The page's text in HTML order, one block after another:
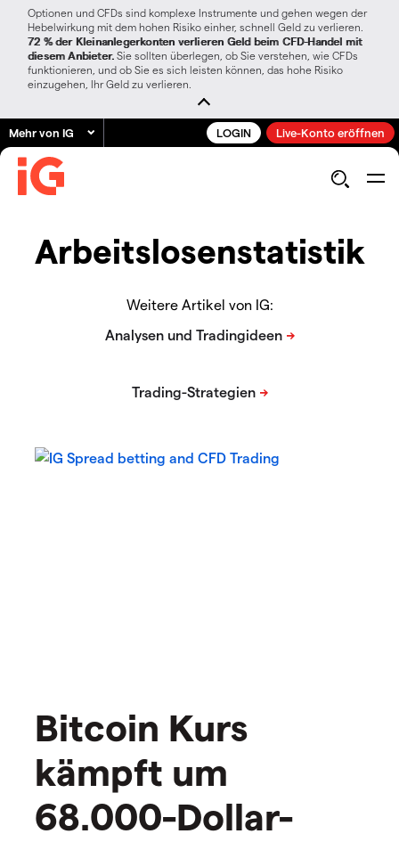
Optionen und CFDs sind komplexe Instrumente und gehen wegen der
Hebelwirkung mit dem hohen Risiko einher, schnell Geld zu verlieren.
72 % der Kleinanlegerkonten verlieren Geld beim CFD-Handel mit
diesem Anbieter. Sie sollten überlegen, ob Sie verstehen, wie CFDs
funktionieren, und ob Sie es sich leisten können, das hohe Risiko
einzugehen, Ihr Geld zu verlieren.
Mehr von IG LOGIN Live-Konto eröffnen
Arbeitslosenstatistik
Weitere Artikel von IG:
Bitcoin Kurs
kämpft um
68.000-Dollar-